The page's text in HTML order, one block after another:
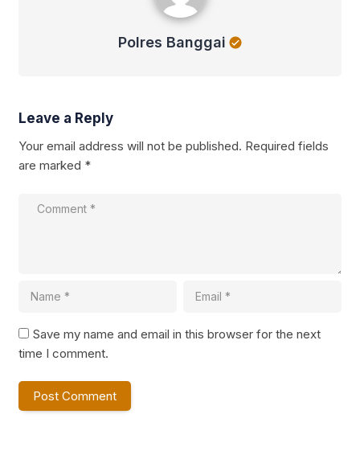
Polres Banggai
Leave a Reply
Your email address will not be published. Required fields
are marked *
Save my name and email in this browser for the next
time I comment.